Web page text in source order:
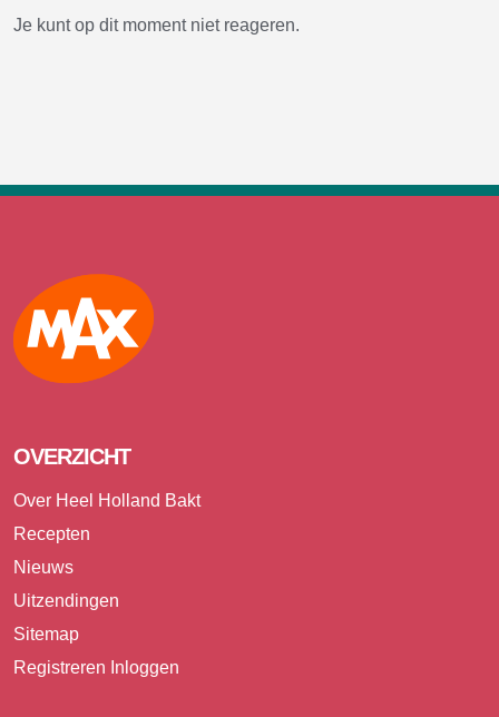
Je kunt op dit moment niet reageren.
Max
OVERZICHT
Over Heel Holland Bakt
Recepten
Nieuws
Uitzendingen
Sitemap
Registreren Inloggen